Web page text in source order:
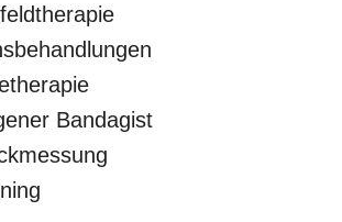
Bandagist